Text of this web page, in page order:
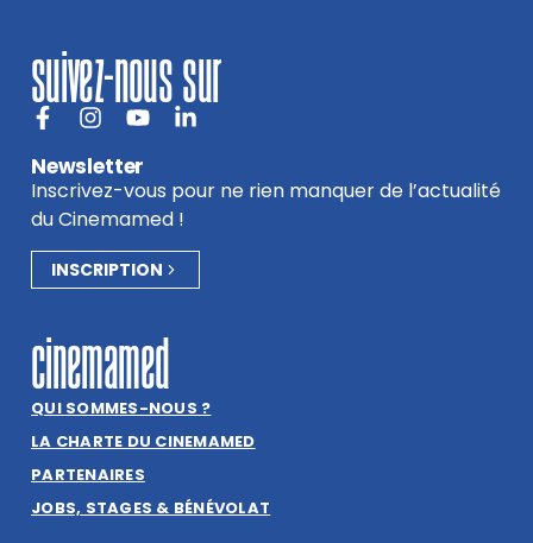
suivez-nous sur
Newsletter
Inscrivez-vous pour ne rien manquer de l’actualité
du Cinemamed !
INSCRIPTION
cinemamed
QUI SOMMES-NOUS ?
LA CHARTE DU CINEMAMED
PARTENAIRES
JOBS, STAGES & BÉNÉVOLAT